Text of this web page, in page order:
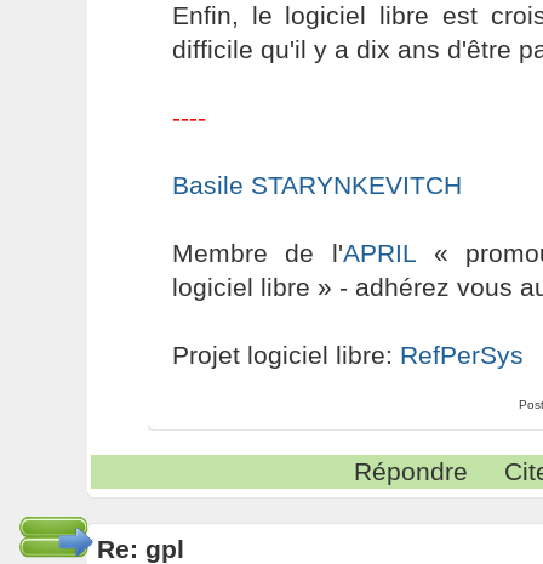
Enfin, le logiciel libre est
difficile qu'il y a dix ans d'être
----
Basile STARYNKEVITCH
Membre de l'APRIL «
logiciel libre » - adhérez vous
Projet logiciel libre: RefPerSys
Répondre
Re: gpl